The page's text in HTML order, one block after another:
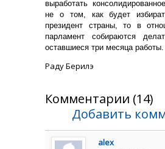
выработать
не о том, как будет
президент страны, то в
парламент собираются
оставшиеся три месяца работы.
Раду Берилэ
Комментарии (14)
Добавить
alex